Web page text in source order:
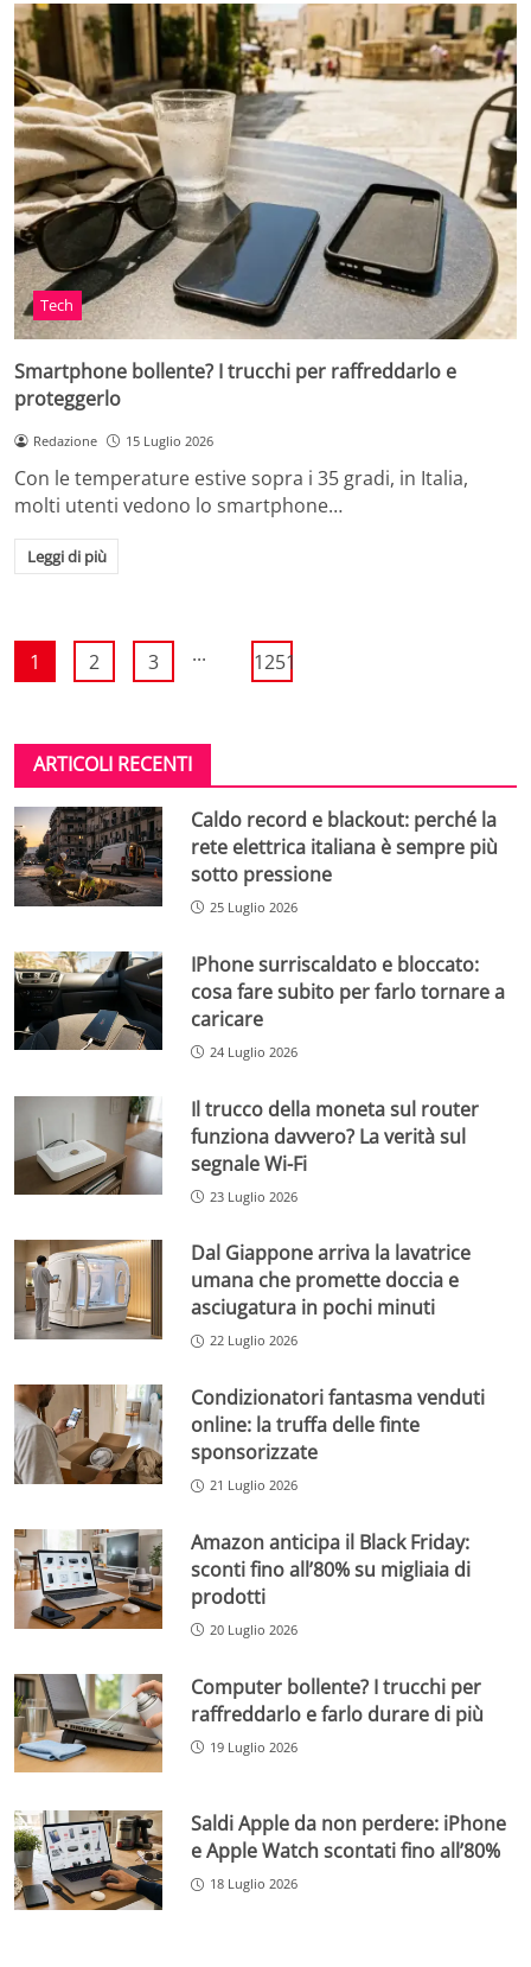
Tech
Smartphone bollente? I trucchi per raffreddarlo e
proteggerlo
Redazione 15 Luglio 2026
Con le temperature estive sopra i 35 gradi, in Italia,
molti utenti vedono lo smartphone…
Leggi di più
1 2 3 ... 1251
ARTICOLI RECENTI
Caldo record e blackout: perché la
rete elettrica italiana è sempre più
sotto pressione
25 Luglio 2026
IPhone surriscaldato e bloccato:
cosa fare subito per farlo tornare a
caricare
24 Luglio 2026
Il trucco della moneta sul router
funziona davvero? La verità sul
segnale Wi-Fi
23 Luglio 2026
Dal Giappone arriva la lavatrice
umana che promette doccia e
asciugatura in pochi minuti
22 Luglio 2026
Condizionatori fantasma venduti
online: la truffa delle finte
sponsorizzate
21 Luglio 2026
Amazon anticipa il Black Friday:
sconti fino all’80% su migliaia di
prodotti
20 Luglio 2026
Computer bollente? I trucchi per
raffreddarlo e farlo durare di più
19 Luglio 2026
Saldi Apple da non perdere: iPhone
e Apple Watch scontati fino all’80%
18 Luglio 2026